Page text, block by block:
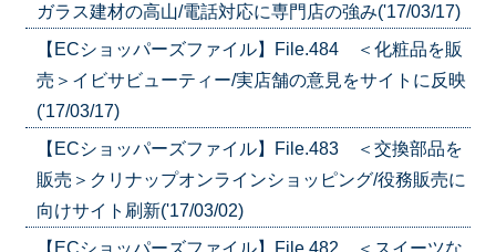
ガラス建材の高山/電話対応に専門店の強み('17/03/17)
【ECショッパーズファイル】File.484 ＜化粧品を販
売＞イビサビューティー/実店舗の意見をサイトに反映
('17/03/17)
【ECショッパーズファイル】File.483 ＜交換部品を
販売＞クリナップオンラインショッピング/役務販売に
向けサイト刷新('17/03/02)
【ECショッパーズファイル】File.482 ＜スイーツな